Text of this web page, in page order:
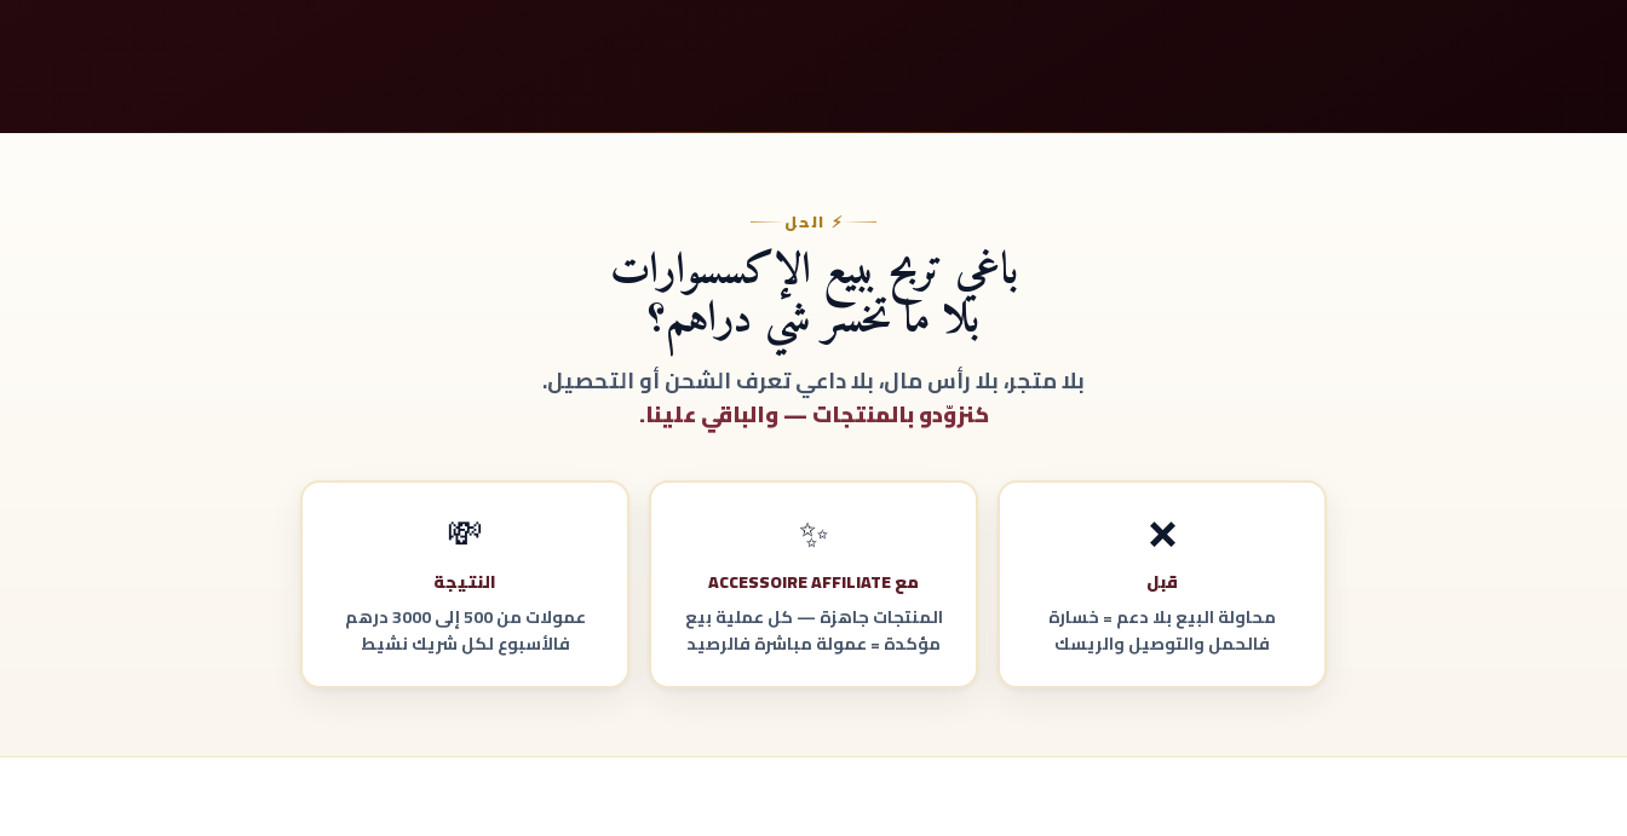
⚡ الحل
باغي تربح ببيع الإكسسوارات
بلا ما تخسر شي دراهم؟
بلا متجر، بلا رأس مال، بلا داعي تعرف الشحن أو التحصيل.
كنزوّدو بالمنتجات — والباقي علينا.
❌
قبل
محاولة البيع بلا دعم = خسارة
فالحمل والتوصيل والريسك
✨
مع ACCESSOIRE AFFILIATE
المنتجات جاهزة — كل عملية بيع
مؤكدة = عمولة مباشرة فالرصيد
💸
النتيجة
عمولات من 500 إلى 3000 درهم
فالأسبوع لكل شريك نشيط